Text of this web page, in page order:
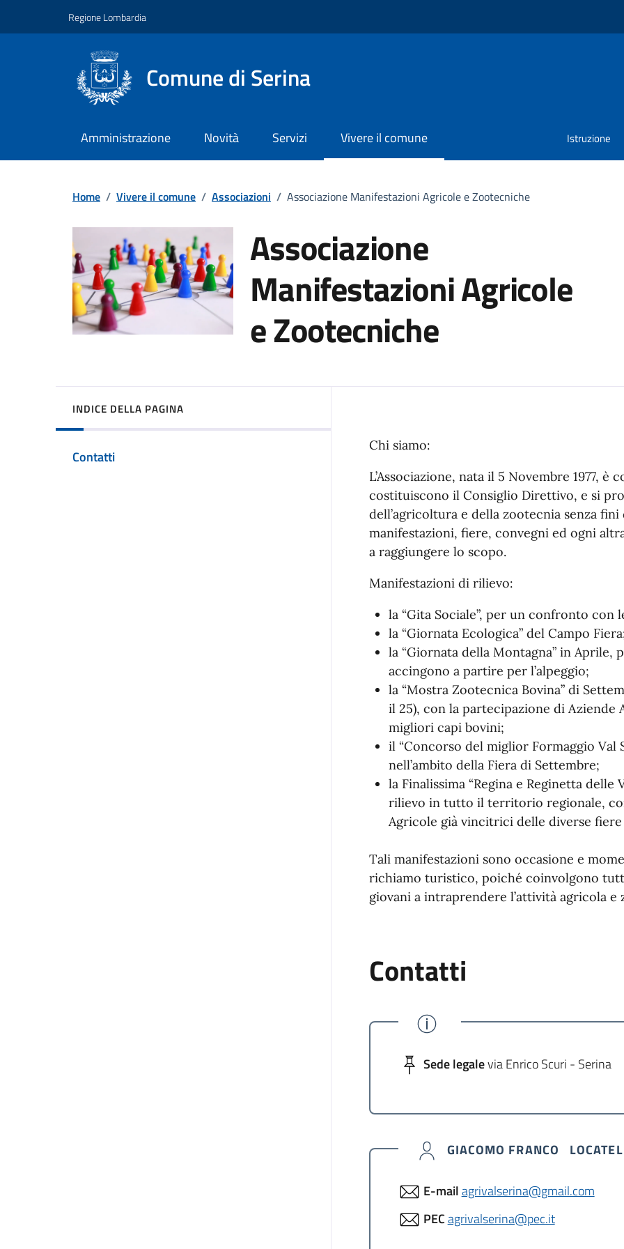
Regione Lombardia
Comune di Serina
Amministrazione Novità Servizi Vivere il comune Istruzione
Home / Vivere il comune / Associazioni / Associazione Manifestazioni Agricole e Zootecniche
Associazione
Manifestazioni Agricole
e Zootecniche
INDICE DELLA PAGINA
Contatti
Chi siamo:
L’Associazione, nata il 5 Novembre 1977, è
costituiscono il Consiglio Direttivo, e si
dell’agricoltura e della zootecnia senza
manifestazioni, fiere, convegni ed ogni
a raggiungere lo scopo.
Manifestazioni di rilievo:
la “Gita Sociale”, per un confronto
la “Giornata Ecologica” del Campo
la “Giornata della Montagna” in Aprile,
accingono a partire per l’alpeggio;
la “Mostra Zootecnica Bovina” di
il 25), con la partecipazione di
migliori capi bovini;
il “Concorso del miglior Formaggio Val
nell’ambito della Fiera di Settembre;
la Finalissima “Regina e Reginetta
rilievo in tutto il territorio regionale,
Agricole già vincitrici delle diverse fiere
Tali manifestazioni sono occasione e
richiamo turistico, poiché coinvolgono
giovani a intraprendere l’attività agricola e
Contatti
Sede legalevia Enrico Scuri - Serina
GIACOMO FRANCO
E-mailagrivalserina@gmail.com
PECagrivalserina@pec.it